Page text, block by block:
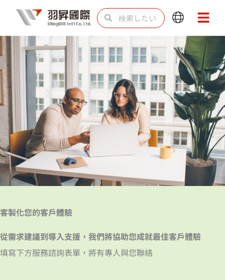
を
ス
キ
ッ
プ
検
索 索
Main
Menu
Main
Menu
客製化您的客戶體驗
從需求建議到導入支援，我們將協助您成就最佳客戶體驗
填寫下方服務諮詢表單，將有專人與您聯絡